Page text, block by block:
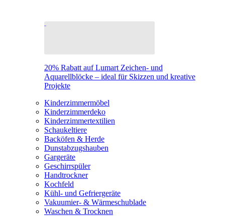
20% Rabatt auf Lumart Zeichen- und
Aquarellblöcke – ideal für Skizzen und kreative
Projekte
Kinderzimmermöbel
Kinderzimmerdeko
Kinderzimmertextilien
Schaukeltiere
Backöfen & Herde
Dunstabzugshauben
Gargeräte
Geschirrspüler
Handtrockner
Kochfeld
Kühl- und Gefriergeräte
Vakuumier- & Wärmeschublade
Waschen & Trocknen